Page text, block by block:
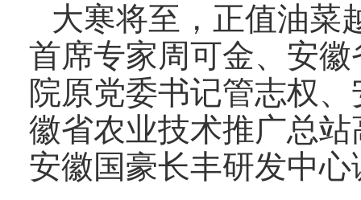
大寒将至，正值油菜
首席专家周可金、安
院原党委书记管志权
徽省农业技术推广总
安徽国豪长丰研发中